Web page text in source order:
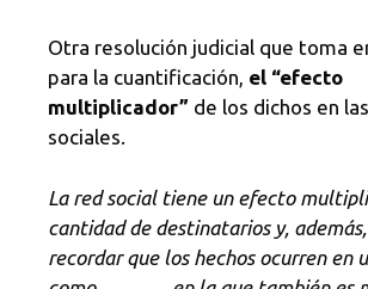
Otra resolución judicial que toma
para la cuantificación, el “efecto
multiplicador” de los dichos en
sociales.
La red social tiene un efecto
cantidad de destinatarios y,
recordar que los hechos ocurren en